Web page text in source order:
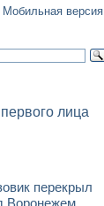
Мобильная версия
лица
перекрыл
Воронежем